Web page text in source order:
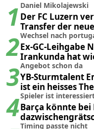
1 Daniel Mikolajewski
Der FC Luzern
Transfer der
Sturmhoffnung
2Wechsel nach
Ex-GC-Leihgabe
Irankunda hat
neuen Klub
3Angebot schon da
YB-Sturmtalent
ist ein heisses
4Spieler ist
Barça könnte bei
Timing passte nicht